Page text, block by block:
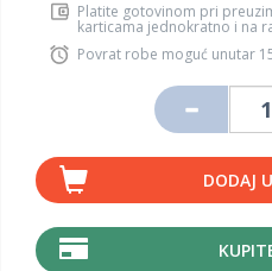
Platite gotovinom pri
karticama jednokratno i na
Povrat robe moguć unutar
DODAJ